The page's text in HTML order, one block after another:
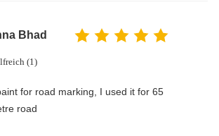
Bhad
(1)
for road marking, I used it for 65
road